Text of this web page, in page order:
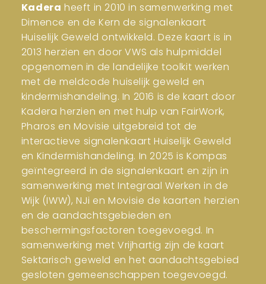
Kadera heeft in 2010 in samenwerking met
Dimence en de Kern de signalenkaart
Huiselijk Geweld ontwikkeld. Deze kaart is in
2013 herzien en door VWS als hulpmiddel
opgenomen in de landelijke toolkit werken
met de meldcode huiselijk geweld en
kindermishandeling. In 2016 is de kaart door
Kadera herzien en met hulp van FairWork,
Pharos en Movisie uitgebreid tot de
interactieve signalenkaart Huiselijk Geweld
en Kindermishandeling. In 2025 is Kompas
geïntegreerd in de signalenkaart en zijn in
samenwerking met Integraal Werken in de
Wijk (IWW), NJi en Movisie de kaarten herzien
en de aandachtsgebieden en
beschermingsfactoren toegevoegd. In
samenwerking met Vrijhartig zijn de kaart
Sektarisch geweld en het aandachtsgebied
gesloten gemeenschappen toegevoegd.